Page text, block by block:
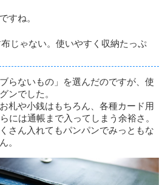
すね。
じゃない。使いやすく収納たっぷ
らないもの」を選んだのですが、使
ンでした。
札や小銭はもちろん、各種カード用
には通帳まで入ってしまう余裕さ。
さん入れてもパンパンでみっともな
。